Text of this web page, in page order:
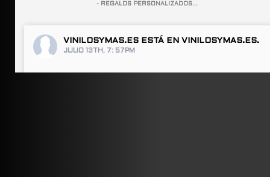
- REGALOS PERSONALIZADOS...
VINILOSYMAS.ES ESTÁ EN VINILOSYMAS.ES.
JULIO 13TH, 7: 57PM